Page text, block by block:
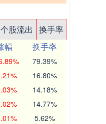
个股流出
换手率
幅
换手率
79.39%
16.80%
14.18%
14.77%
5.62%